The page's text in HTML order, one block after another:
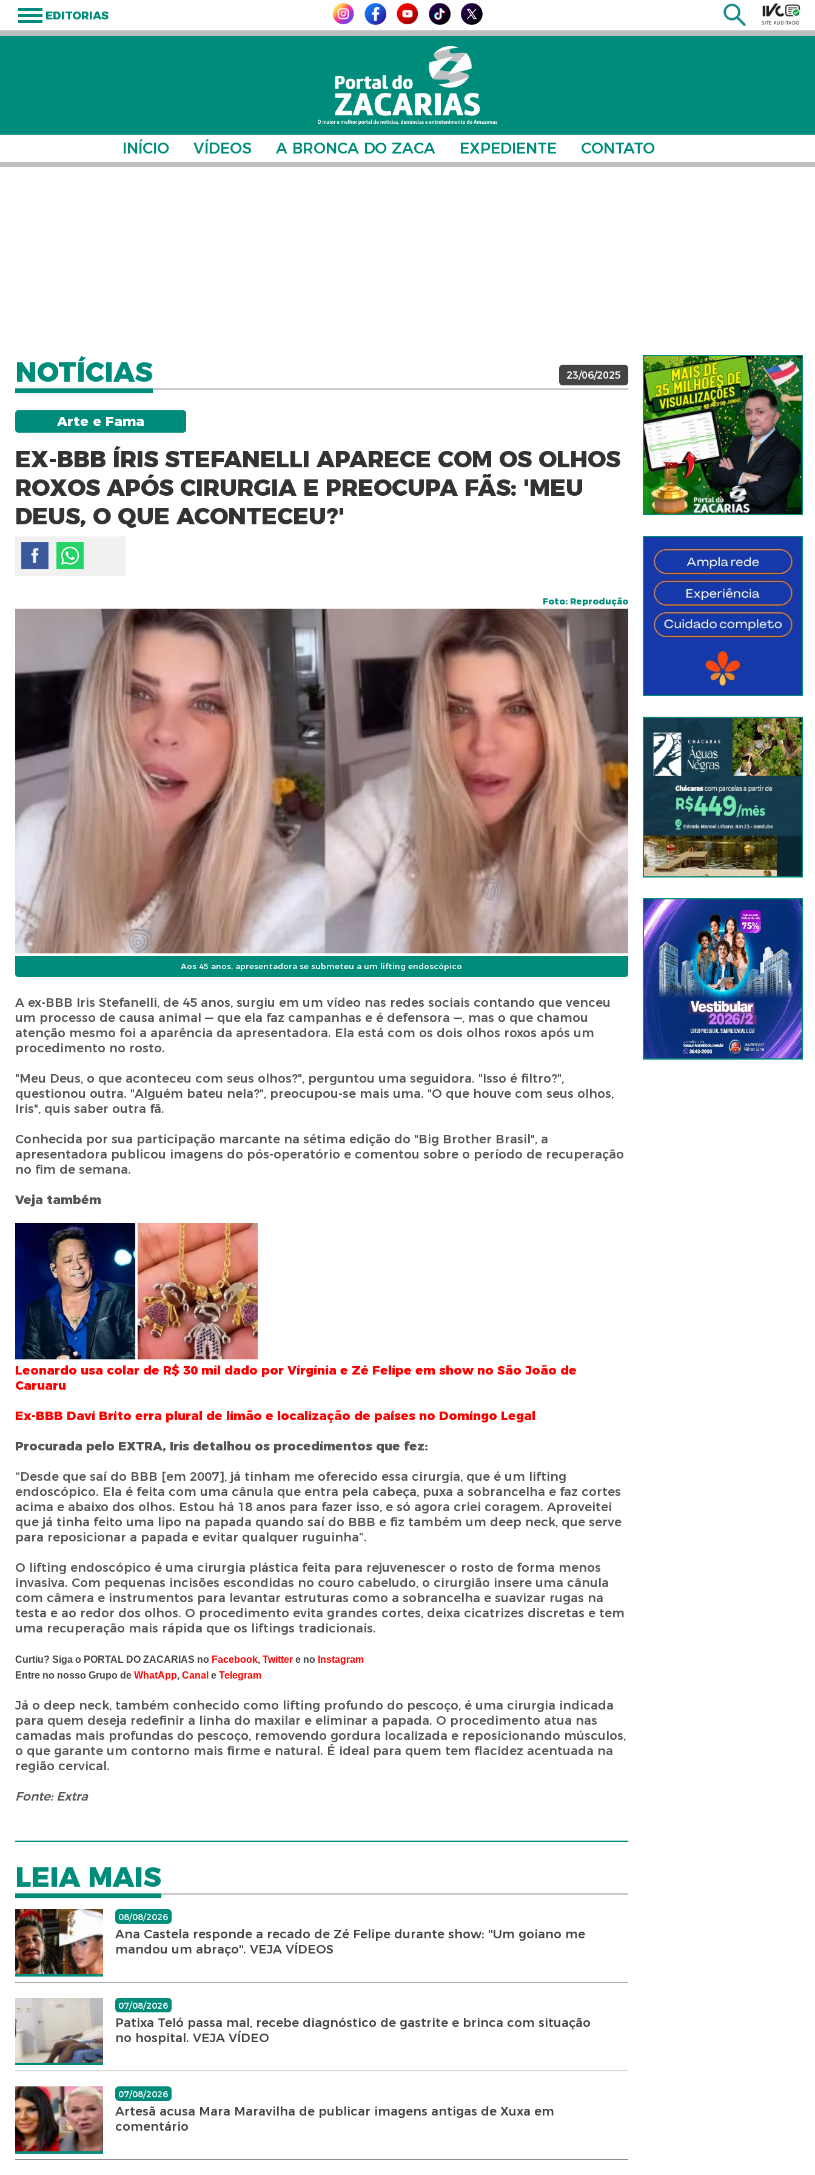
EDITORIAS
INÍCIO VÍDEOS A BRONCA DO ZACA EXPEDIENTE CONTATO
NOTÍCIAS 23/06/2025
Arte e Fama
EX-BBB ÍRIS STEFANELLI APARECE COM OS OLHOS
ROXOS APÓS CIRURGIA E PREOCUPA FÃS: 'MEU
DEUS, O QUE ACONTECEU?'
Foto: Reprodução
Aos 45 anos, apresentadora se submeteu a um lifting endoscópico
A ex-BBB Iris Stefanelli, de 45 anos, surgiu em um vídeo nas redes sociais contando que venceu
um processo de causa animal — que ela faz campanhas e é defensora —, mas o que chamou
atenção mesmo foi a aparência da apresentadora. Ela está com os dois olhos roxos após um
procedimento no rosto.
"Meu Deus, o que aconteceu com seus olhos?", perguntou uma seguidora. "Isso é filtro?",
questionou outra. "Alguém bateu nela?", preocupou-se mais uma. "O que houve com seus olhos,
Iris", quis saber outra fã.
Conhecida por sua participação marcante na sétima edição do "Big Brother Brasil", a
apresentadora publicou imagens do pós-operatório e comentou sobre o período de recuperação
no fim de semana.
Veja também
Leonardo usa colar de R$ 30 mil dado por Virginia e Zé Felipe em show no São João de
Caruaru
Ex-BBB Davi Brito erra plural de limão e localização de países no Domingo Legal
Procurada pelo EXTRA, Iris detalhou os procedimentos que fez:
“Desde que saí do BBB [em 2007], já tinham me oferecido essa cirurgia, que é um lifting
endoscópico. Ela é feita com uma cânula que entra pela cabeça, puxa a sobrancelha e faz cortes
acima e abaixo dos olhos. Estou há 18 anos para fazer isso, e só agora criei coragem. Aproveitei
que já tinha feito uma lipo na papada quando saí do BBB e fiz também um deep neck, que serve
para reposicionar a papada e evitar qualquer ruguinha”.
O lifting endoscópico é uma cirurgia plástica feita para rejuvenescer o rosto de forma menos
invasiva. Com pequenas incisões escondidas no couro cabeludo, o cirurgião insere uma cânula
com câmera e instrumentos para levantar estruturas como a sobrancelha e suavizar rugas na
testa e ao redor dos olhos. O procedimento evita grandes cortes, deixa cicatrizes discretas e tem
uma recuperação mais rápida que os liftings tradicionais.
Curtiu? Siga o PORTAL DO ZACARIAS no Facebook, Twittere no Instagram
Entre no nosso Grupo de WhatApp, Canal e Telegram
Já o deep neck, também conhecido como lifting profundo do pescoço, é uma cirurgia indicada
para quem deseja redefinir a linha do maxilar e eliminar a papada. O procedimento atua nas
camadas mais profundas do pescoço, removendo gordura localizada e reposicionando músculos,
o que garante um contorno mais firme e natural. É ideal para quem tem flacidez acentuada na
região cervical.
Fonte: Extra
LEIA MAIS
08/08/2026
Ana Castela responde a recado de Zé Felipe durante show: ''Um goiano me
mandou um abraço''. VEJA VÍDEOS
07/08/2026
Patixa Teló passa mal, recebe diagnóstico de gastrite e brinca com situação
no hospital. VEJA VÍDEO
07/08/2026
Artesã acusa Mara Maravilha de publicar imagens antigas de Xuxa em
comentário